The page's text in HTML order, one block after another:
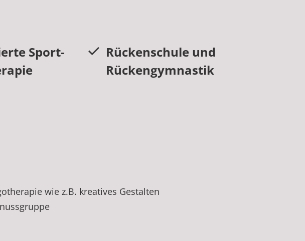
Sport-
Rückenschule und
Rückengymnastik
wie z.B. kreatives Gestalten